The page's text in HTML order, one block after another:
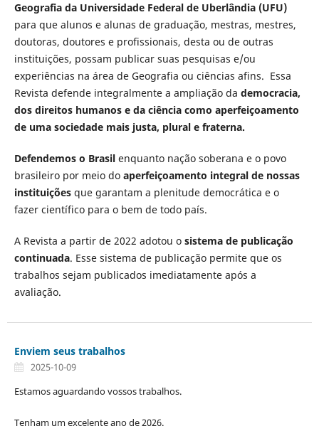
Geografia da Universidade Federal de Uberlândia (UFU)
para que alunos e alunas de graduação, mestras, mestres,
doutoras, doutores e profissionais, desta ou de outras
instituições, possam publicar suas pesquisas e/ou
experiências na área de Geografia ou ciências afins. Essa
Revista defende integralmente a ampliação da democracia,
dos direitos humanos e da ciência como aperfeiçoamento
de uma sociedade mais justa, plural e fraterna.
Defendemos o Brasilenquanto nação soberana e o povo
brasileiro por meio do aperfeiçoamento integral de nossas
instituiçõesque garantam a plenitude democrática e o
fazer científico para o bem de todo país.
A Revista a partir de 2022 adotou o sistema de publicação
continuada. Esse sistema de publicação permite que os
trabalhos sejam publicados imediatamente após a
avaliação.
Enviem seus trabalhos
2025-10-09
Estamos aguardando vossos trabalhos.
Tenham um excelente ano de 2026.